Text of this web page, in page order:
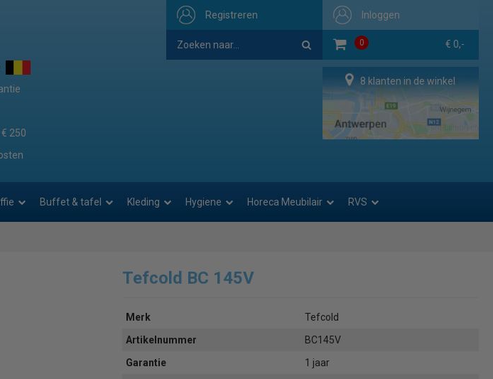
Inloggen
0 € 0,-
Registreren
250
8 klanten in de winkel
Buffet & tafel Kleding Hygiene Horeca Meubilair RVS
Tefcold BC 145V
Merk
Tefcold
Artikelnummer
BC145V
Garantie
1 jaar